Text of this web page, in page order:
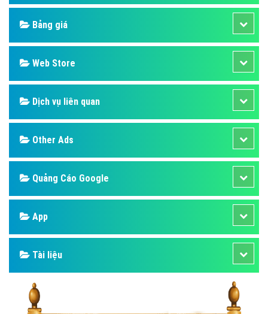
Bảng giá
Web Store
Dịch vụ liên quan
Other Ads
Quảng Cáo Google
App
Tài liệu